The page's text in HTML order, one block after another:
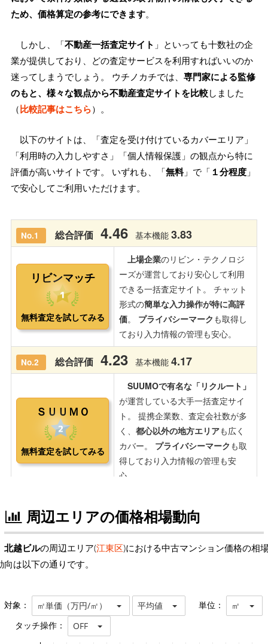
ため、価格算定の参考にできます。
しかし、「不動産一括査定サイト 」といっても十数社の企
業が提供しており、どの査定サービスを利用すればいいのか
迷ってしまうでしょう。 ウチノカチでは、 専門家による監修
のもと、様々な観点から不動産査定サイトを比較しました
（比較記事はこちら）。
以下のサイトは、「査定を受け付けているカバーエリア」
「利用時の入力しやすさ」「個人情報保護」の観点から特に
評価が高いサイトです。 いずれも、「無料」で「 １分程度 」
で安心してご利用いただけます。
周辺エリアの価格相場動向
北越ビルの周辺エリア(江東区)における中古マンション価格の相
向は以下の通りです。
対象： ㎡単価（万円/㎡） 平均値 単位： ㎡
タッチ操作： OFF